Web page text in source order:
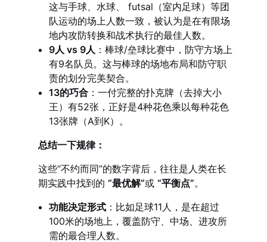
这与手球、水球、 futsal（室内足球）等团
队运动的场上人数一致，被认为是在有限场
地内攻防转换和战术执行的最佳人数。
9人 vs 9人 ：棒球/垒球比赛中，防守方场上
有9名队员。这与棒球的场地布局和防守职
责的划分完美契合。
13的巧合 ：一付完整的扑克牌（去掉大小
王）有52张，正好是4种花色乘以每种花色
13张牌（A到K）。
总结一下规律：
这些“不约而同”的数字背后，往往是人类在长
期实践中找到的 “最优解”或 “平衡点”。
功能决定形式 ：比如足球11人，是在超过
100米的场地上，覆盖防守、中场、进攻所
需的最合理人数。